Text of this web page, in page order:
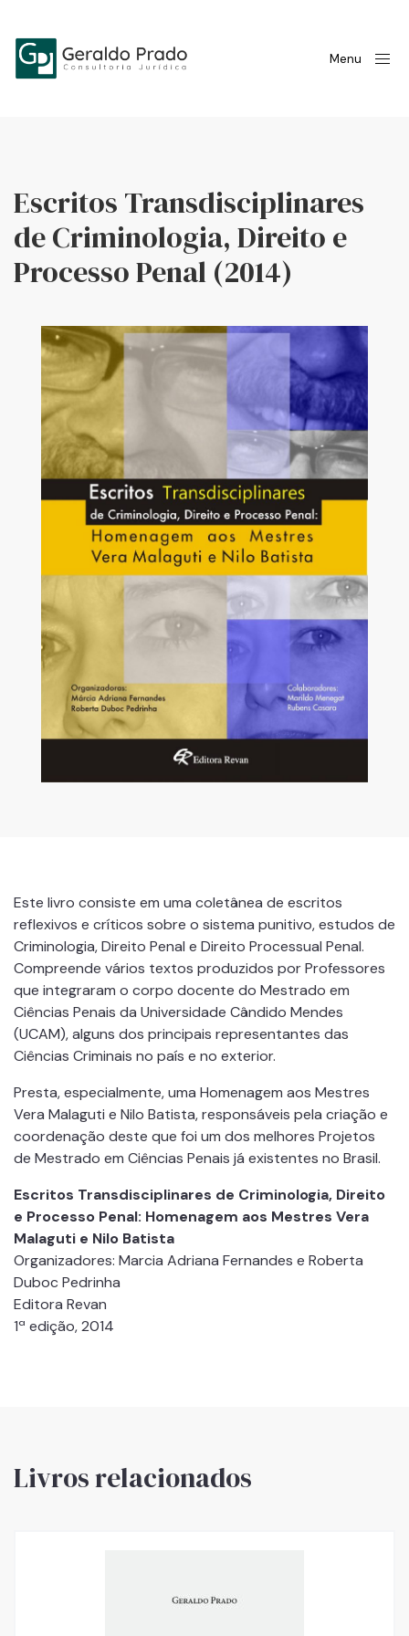
Menu
Escritos Transdisciplinares
de Criminologia, Direito e
Processo Penal (2014)
Este livro consiste em uma coletânea de escritos
reflexivos e críticos sobre o sistema punitivo, estudos de
Criminologia, Direito Penal e Direito Processual Penal.
Compreende vários textos produzidos por Professores
que integraram o corpo docente do Mestrado em
Ciências Penais da Universidade Cândido Mendes
(UCAM), alguns dos principais representantes das
Ciências Criminais no país e no exterior.
Presta, especialmente, uma Homenagem aos Mestres
Vera Malaguti e Nilo Batista, responsáveis pela criação e
coordenação deste que foi um dos melhores Projetos
de Mestrado em Ciências Penais já existentes no Brasil.
Escritos Transdisciplinares de Criminologia, Direito
e Processo Penal: Homenagem aos Mestres Vera
Malaguti e Nilo Batista
Organizadores: Marcia Adriana Fernandes e Roberta
Duboc Pedrinha
Editora Revan
1ª edição, 2014
Livros relacionados